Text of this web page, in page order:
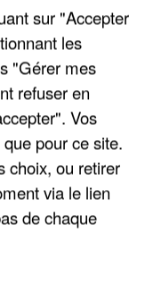
sur "Accepter
les
"Gérer mes
refuser en
Vos
pour ce site.
choix, ou retirer
via le lien
de chaque